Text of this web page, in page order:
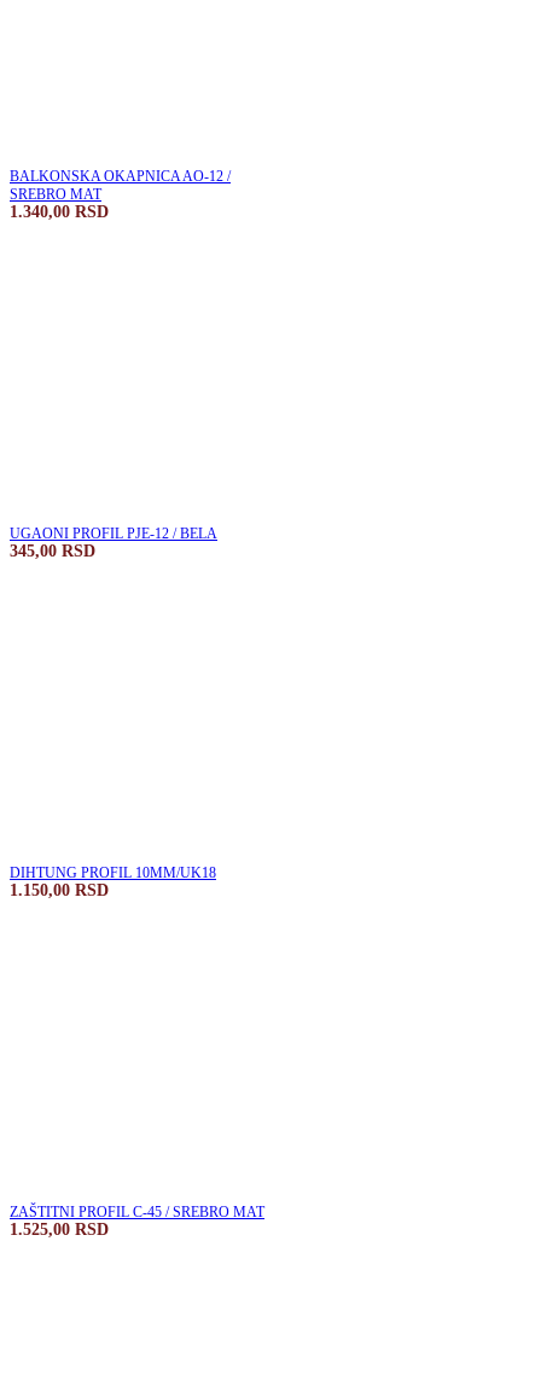
BALKONSKA OKAPNICA AO-12 /
SREBRO MAT
1.340,00 RSD
UGAONI PROFIL PJE-12 / BELA
345,00 RSD
DIHTUNG PROFIL 10MM/UK18
1.150,00 RSD
ZAŠTITNI PROFIL C-45 / SREBRO MAT
1.525,00 RSD